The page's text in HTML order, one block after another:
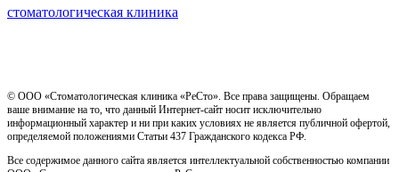
стоматологическая клиника
© ООО «Стоматологическая клиника «РеСто». Все права защищены. Обращаем
ваше внимание на то, что данный Интернет-сайт носит исключительно
информационный характер и ни при каких условиях не является публичной офертой,
определяемой положениями Статьи 437 Гражданского кодекса РФ.
Все содержимое данного сайта является интеллектуальной собственностью компании